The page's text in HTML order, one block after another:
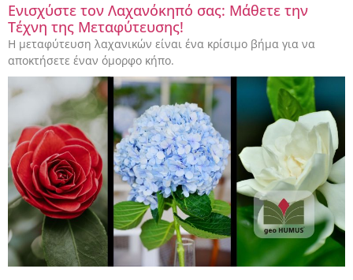
Ενισχύστε τον Λαχανόκηπό σας: Μάθετε την
Τέχνη της Μεταφύτευσης!
Η μεταφύτευση λαχανικών είναι ένα κρίσιμο βήμα για να
αποκτήσετε έναν όμορφο κήπο.